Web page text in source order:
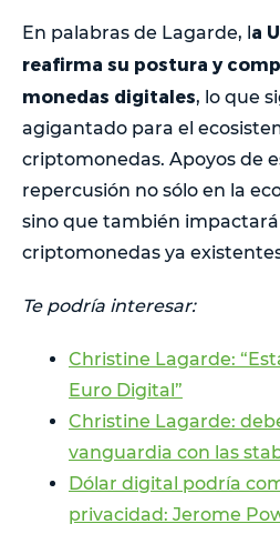
En palabras de Lagarde, la
reafirma su postura y
monedas digitales, lo que
agigantado para el
criptomonedas. Apoyos de
repercusión no sólo en la
sino que también impactará
criptomonedas ya
Te podría interesar:
Christine Lagarde:
Euro Digital”
Christine Lagarde:
vanguardia con las
Dólar digital podría
privacidad: Jerome